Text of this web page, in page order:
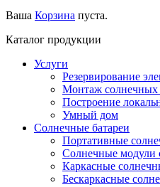
Ваша Корзина пуста.
Каталог продукции
Услуги
Резервирование
Монтаж солнечных
Построение
Умный дом
Солнечные батареи
Портативные
Солнечные
Каркасные
Бескаркасные